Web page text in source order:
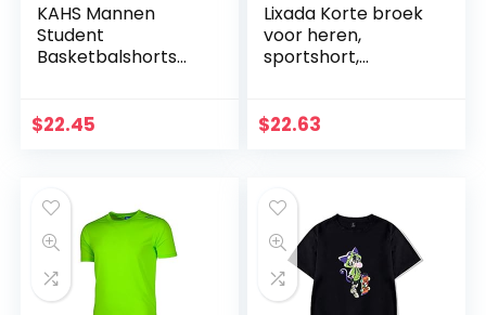
KAHS Mannen
Student
Basketbalshorts
Voetbal Workout
$22.45
Lixada Korte broek
voor heren,
sportshort,
sneldrogende
$22.63